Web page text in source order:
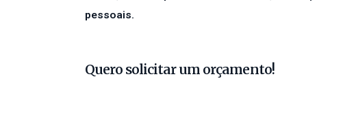
pessoais.
Quero solicitar um orçamento!